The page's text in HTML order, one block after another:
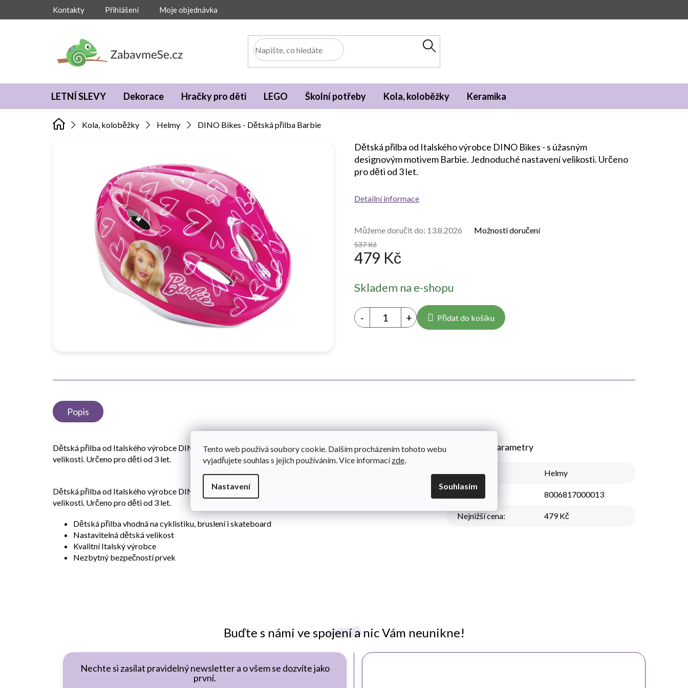
Tento web používá soubory cookie. Dalším procházením tohoto webu
vyjadřujete souhlas s jejich používáním. Více informacízde
Nastavení Souhlasím
Kontakty Přihlášení Moje objednávka
LETNÍ SLEVY Dekorace Hračky pro děti LEGO Školní potřeby Kola, koloběžky Keramika
Kola, koloběžky Helmy DINO Bikes - Dětská přilba Barbie
537 Kč
479 Kč
cena:
Skladem na e-shopu
Můžeme doručit do: 13.8.2026 Možnosti doručení
Přidat do košíku
Dětská přilba od Italského výrobce DINO Bikes - s úžasným
designovým motivem Barbie. Jednoduché nastavení velikosti. Určeno
pro děti od 3 let.
Detailní informace
Buďte s námi ve spojení a nic Vám neunikne!
Nechte si zasílat pravidelný newsletter a o všem se dozvíte jako
první.
Popis
Dětská přilba od Italského výrobce DINO Bikes - s úžasným designovým motivem Barbie. Jednoduché nastavení
velikosti. Určeno pro děti od 3 let.
Dětská přilba od Italského výrobce DINO Bikes - s úžasným designovým motivem Barbie. Jednoduché nastavení
velikosti. Určeno pro děti od 3 let.
Dětská přilba vhodná na cyklistiku, bruslení i skateboard
Nastavitelná dětská velikost
Kvalitní Italský výrobce
Nezbytný bezpečností prvek
Doplňkové parametry
Kategorie Helmy
8006817000013
Nejnižší cena: 479 Kč